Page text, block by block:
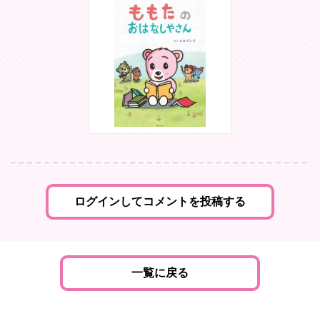
ログインしてコメントを投稿する
一覧に戻る